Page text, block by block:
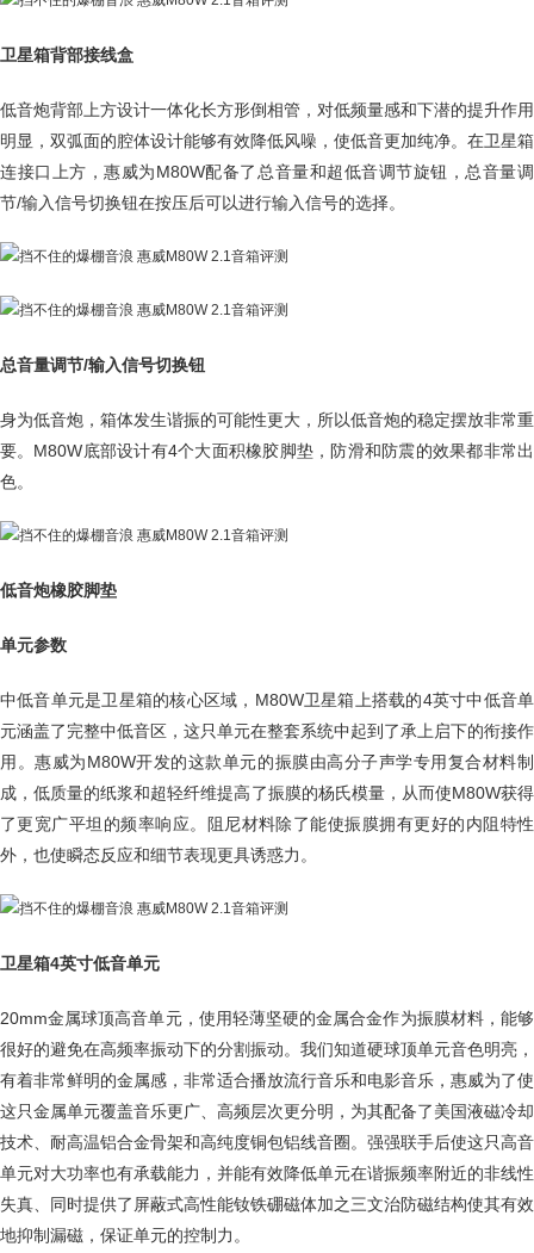
卫星箱背部接线盒
低音炮背部上方设计一体化长方形倒相管，对低频量感和下潜的提升作用
明显，双弧面的腔体设计能够有效降低风噪，使低音更加纯净。在卫星箱
连接口上方，惠威为M80W配备了总音量和超低音调节旋钮，总音量调
节/输入信号切换钮在按压后可以进行输入信号的选择。
总音量调节/输入信号切换钮
身为低音炮，箱体发生谐振的可能性更大，所以低音炮的稳定摆放非常重
要。M80W底部设计有4个大面积橡胶脚垫，防滑和防震的效果都非常出
色。
低音炮橡胶脚垫
单元参数
中低音单元是卫星箱的核心区域，M80W卫星箱上搭载的4英寸中低音单
元涵盖了完整中低音区，这只单元在整套系统中起到了承上启下的衔接作
用。惠威为M80W开发的这款单元的振膜由高分子声学专用复合材料制
成，低质量的纸浆和超轻纤维提高了振膜的杨氏模量，从而使M80W获得
了更宽广平坦的频率响应。阻尼材料除了能使振膜拥有更好的内阻特性
外，也使瞬态反应和细节表现更具诱惑力。
卫星箱4英寸低音单元
20mm金属球顶高音单元，使用轻薄坚硬的金属合金作为振膜材料，能够
很好的避免在高频率振动下的分割振动。我们知道硬球顶单元音色明亮，
有着非常鲜明的金属感，非常适合播放流行音乐和电影音乐，惠威为了使
这只金属单元覆盖音乐更广、高频层次更分明，为其配备了美国液磁冷却
技术、耐高温铝合金骨架和高纯度铜包铝线音圈。强强联手后使这只高音
单元对大功率也有承载能力，并能有效降低单元在谐振频率附近的非线性
失真、同时提供了屏蔽式高性能钕铁硼磁体加之三文治防磁结构使其有效
地抑制漏磁，保证单元的控制力。